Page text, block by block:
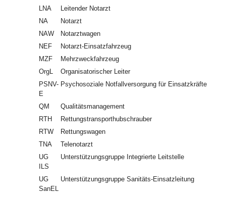
LNA
Leitender Notarzt
NA
Notarzt
NAW
Notarztwagen
NEF
Notarzt-Einsatzfahrzeug
MZF
Mehrzweckfahrzeug
OrgL
Organisatorischer Leiter
PSNV-
E
Psychosoziale Notfallversorgung für Einsatzkräfte
QM
Qualitätsmanagement
RTH
Rettungstransporthubschrauber
RTW
Rettungswagen
TNA
Telenotarzt
UG
ILS
Unterstützungsgruppe Integrierte Leitstelle
UG
SanEL
Unterstützungsgruppe Sanitäts-Einsatzleitung